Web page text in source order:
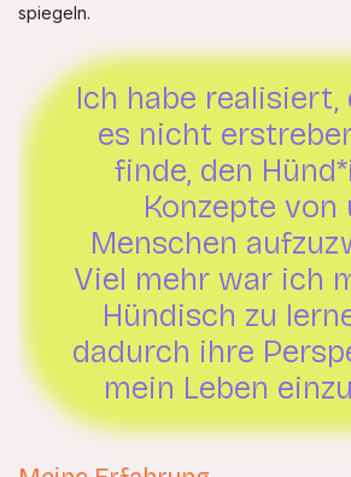
spiegeln.
Ich habe realisiert,
es nicht
finde, den
Konzepte von
Menschen
Viel mehr war ich
Hündisch zu
dadurch ihre
mein Leben